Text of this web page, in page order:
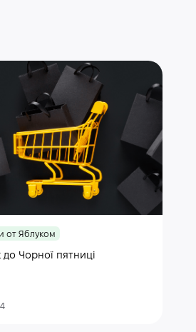
от Яблуком
Чорної пятниці